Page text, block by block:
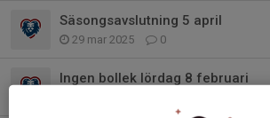
Säsongsavslutning 5 april
29 mar 2025 0
Ingen bollek lördag 8 februari